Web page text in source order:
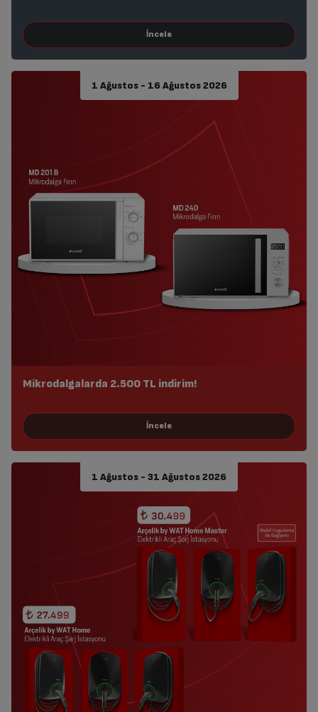
1 Ağustos - 16 Ağustos 2026
Mikrodalgalarda 2.500 TL indirim!
1 Ağustos - 31 Ağustos 2026